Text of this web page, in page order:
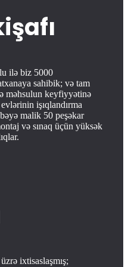
ilə biz 5000
sahibik; və tam
məhsulun keyfiyyətinə
işıqlandırma
malik 50 peşəkar
və sınaq üçün yüksək
ixtisaslaşmış;